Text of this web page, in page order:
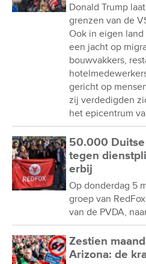
Donald Trump
grenzen van de
Ook in eigen
een jacht op
bouwvakkers,
gericht op
zij verdedigden
het epicentrum
50.000
tegen
erbij
Op donderdag 5
groep van
van de PVDA,
Zestien
Arizona: de